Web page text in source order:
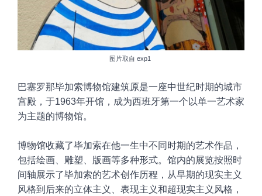
图片取自 exp1
巴塞罗那毕加索博物馆建筑原是一座中世纪时期的城市
宫殿，于1963年开馆，成为西班牙第一个以单一艺术家
为主题的博物馆。
博物馆收藏了毕加索在他一生中不同时期的艺术作品，
包括绘画、雕塑、版画等多种形式。馆内的展览按照时
间轴展示了毕加索的艺术创作历程，从早期的现实主义
风格到后来的立体主义、表现主义和超现实主义风格，